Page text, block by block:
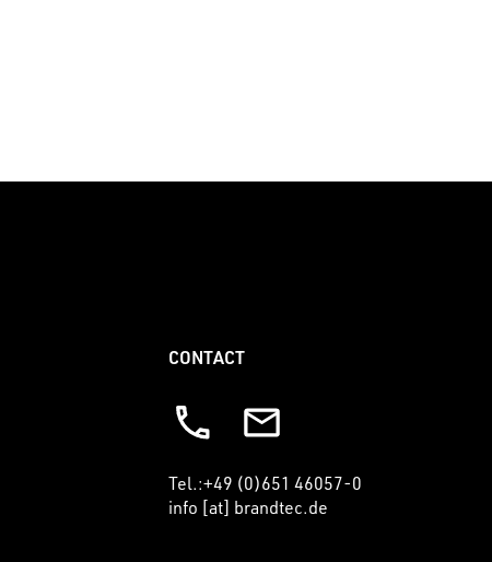
CONTACT
Tel.:+49 (0)651 46057-0
info [at] brandtec.de